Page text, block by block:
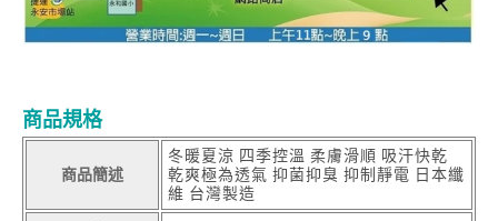
商品規格
商品簡述
冬暖夏涼 四季控溫 柔膚滑順 吸汗快乾
乾爽極為透氣 抑菌抑臭 抑制靜電 日本纖
維 台灣製造